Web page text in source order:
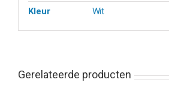
Kleur
Wit
Gerelateerde producten